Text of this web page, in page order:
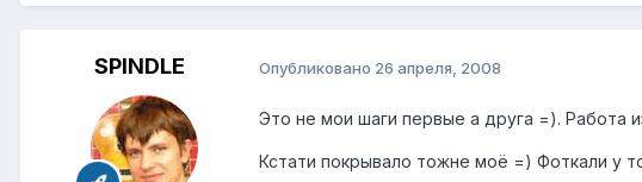
SPINDLE Опубликовано 26 апреля, 2008
Это не мои шаги первые а друга =). Работа
Кстати покрывало тожне моё =) Фоткали у